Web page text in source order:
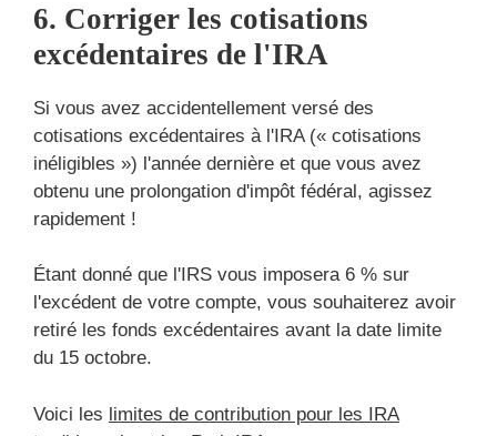
6. Corriger les cotisations
excédentaires de l'IRA
Si vous avez accidentellement versé des
cotisations excédentaires à l'IRA (« cotisations
inéligibles ») l'année dernière et que vous avez
obtenu une prolongation d'impôt fédéral, agissez
rapidement !
Étant donné que l'IRS vous imposera 6 % sur
l'excédent de votre compte, vous souhaiterez avoir
retiré les fonds excédentaires avant la date limite
du 15 octobre.
Voici les limites de contribution pour les IRA